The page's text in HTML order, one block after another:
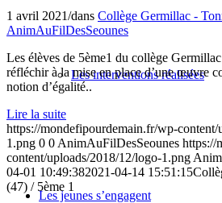
Les interventions réalisées
Les jeunes s’engagent
1 avril 2021/dans Collège Germillac -
AnimAuFilDesSeounes
Les élèves de 5ème1 du collège
réfléchir à la mise en place d’une œuvre
notion d’égalité..
Lire la suite
https://mondefipourdemain.fr/wp-
1.png 0 0 AnimAuFilDesSeounes https://
content/uploads/2018/12/logo-1.png
04-01 10:49:382021-04-14 15:51:15
(47) / 5ème 1